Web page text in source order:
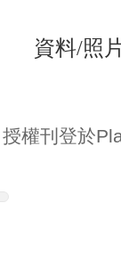
/照片 :
權刊登於